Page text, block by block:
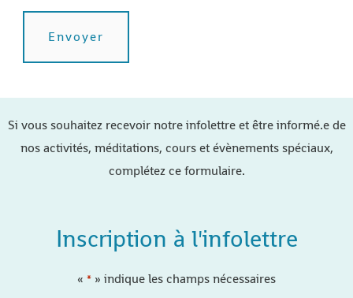
Si vous souhaitez recevoir notre infolettre et être informé.e de
nos activités, méditations, cours et évènements spéciaux,
complétez ce formulaire.
Inscription à l'infolettre
« * » indique les champs nécessaires